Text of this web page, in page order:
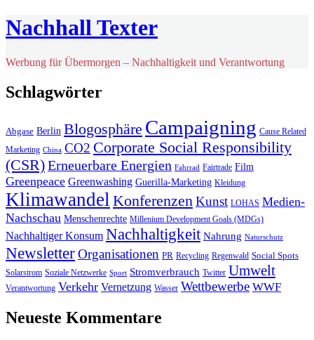
Nachhall Texter
Werbung für Übermorgen – Nachhaltigkeit und Verantwortung
Schlagwörter
Abgase Berlin Blogosphäre Campaigning Cause Related
Marketing China CO2 Corporate Social Responsibility
(CSR)Erneuerbare Energien Fahrrad Fairtrade Film
Greenpeace Greenwashing Guerilla-Marketing Kleidung
Klimawandel Konferenzen Kunst LOHAS Medien-
Nachschau Menschenrechte Millenium Development Goals (MDGs)
Nachhaltiger Konsum Nachhaltigkeit Nahrung Naturschutz
NewsletterOrganisationen PR Recycling Regenwald Social Spots
Solarstrom Soziale Netzwerke Sport Stromverbrauch Twitter Umwelt
Verantwortung Verkehr Vernetzung Wasser Wettbewerbe WWF
Neueste Kommentare